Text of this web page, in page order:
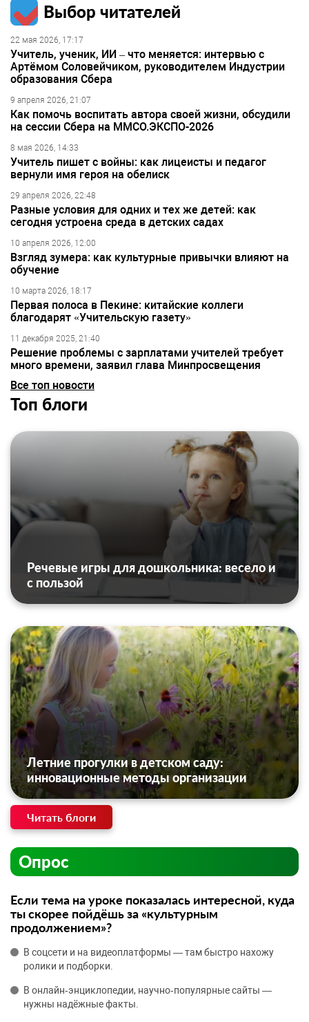
Выбор читателей
22 мая 2026, 17:17
Учитель, ученик, ИИ – что меняется: интервью с
Артёмом Соловейчиком, руководителем Индустрии
образования Сбера
9 апреля 2026, 21:07
Как помочь воспитать автора своей жизни, обсудили
на сессии Сбера на ММСО.ЭКСПО-2026
8 мая 2026, 14:33
Учитель пишет с войны: как лицеисты и педагог
вернули имя героя на обелиск
29 апреля 2026, 22:48
Разные условия для одних и тех же детей: как
сегодня устроена среда в детских садах
10 апреля 2026, 12:00
Взгляд зумера: как культурные привычки влияют на
обучение
10 марта 2026, 18:17
Первая полоса в Пекине: китайские коллеги
благодарят «Учительскую газету»
11 декабря 2025, 21:40
Решение проблемы с зарплатами учителей требует
много времени, заявил глава Минпросвещения
Все топ новости
Топ блоги
Речевые игры для дошкольника: весело и
с пользой
Летние прогулки в детском саду:
инновационные методы организации
Читать блоги
Опрос
Если тема на уроке показалась интересной, куда
ты скорее пойдёшь за «культурным
продолжением»?
В соцсети и на видеоплатформы — там быстро нахожу
ролики и подборки.
В онлайн‑энциклопедии, научно‑популярные сайты —
нужны надёжные факты.